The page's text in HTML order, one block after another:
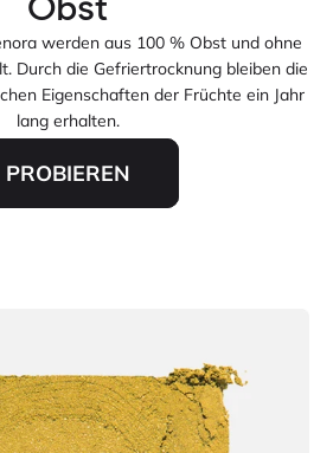
werden aus 100 % Obst und ohne
Durch die Gefriertrocknung bleiben die
Eigenschaften der Früchte ein Jahr
lang erhalten.
PROBIEREN